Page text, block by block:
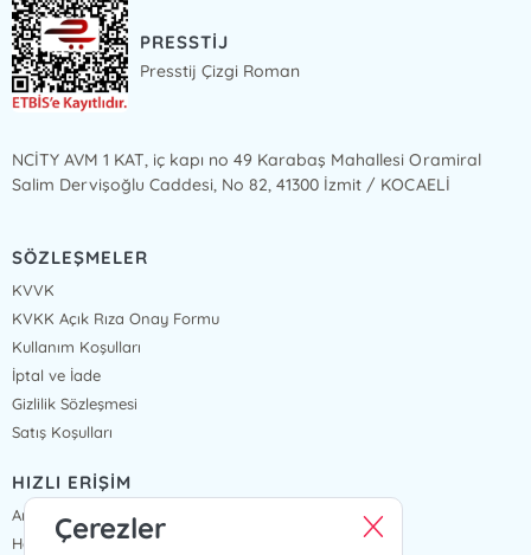
PRESSTİJ
Presstij Çizgi Roman
NCİTY AVM 1 KAT, iç kapı no 49 Karabaş Mahallesi Oramiral
Salim Dervişoğlu Caddesi, No 82, 41300 İzmit / KOCAELİ
SÖZLEŞMELER
KVVK
KVKK Açık Rıza Onay Formu
Kullanım Koşulları
İptal ve İade
Gizlilik Sözleşmesi
Satış Koşulları
HIZLI ERİŞİM
Anasayfa
HakkımızdaÇerezler